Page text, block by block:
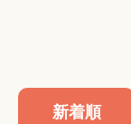
新着順